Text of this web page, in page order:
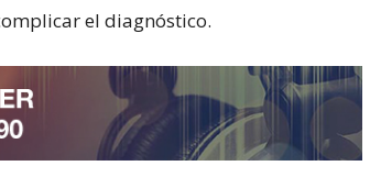
el diagnóstico.